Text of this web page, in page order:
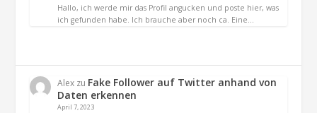
Hallo, ich werde mir das Profil angucken und poste hier, was
ich gefunden habe. Ich brauche aber noch ca. Eine…
Alex zu Fake Follower auf Twitter anhand von
Daten erkennen
April 7, 2023